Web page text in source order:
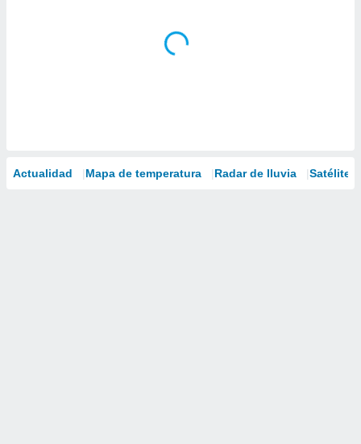
Actualidad Mapa de temperatura Radar de lluvia Satélites